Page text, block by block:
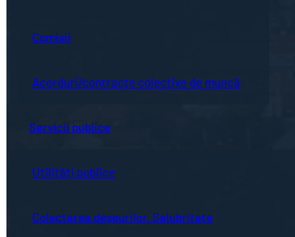
Comisii
Acorduri/contracte colective de muncă
Servicii publice
Utilități publice
Colectarea deșeurilor. Salubritate